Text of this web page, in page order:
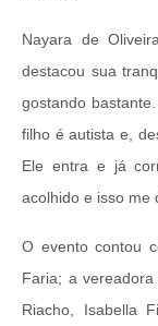
Nayara de
destacou sua
gostando
filho é autista e,
Ele entra e já
acolhido e isso me
O evento contou
Faria; a
Riacho, Isabella